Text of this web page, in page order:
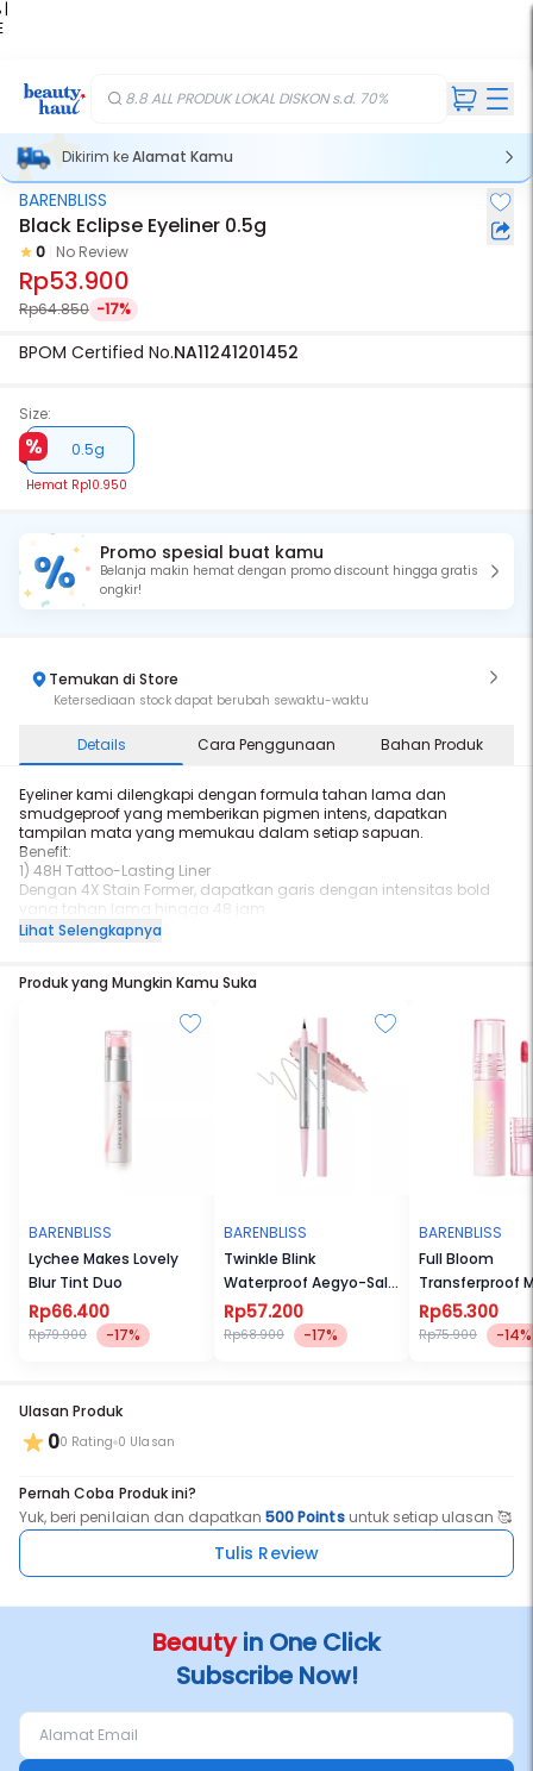
|
8.8 ALL PRODUK LOKAL DISKON s.d. 70%
Dikirim keAlamat Kamu
BARENBLISS
Black Eclipse Eyeliner 0.5g
0 No Review
Rp53.900
Rp64.850 -17%
BPOM Certified No.NA11241201452
Size:
0.5g
Hemat Rp10.950
Promo spesial buat kamu
Belanja makin hemat dengan promo discount hingga gratis
ongkir!
Temukan di Store
Ketersediaan stock dapat berubah sewaktu-waktu
Details Cara Penggunaan Bahan Produk
Eyeliner kami dilengkapi dengan formula tahan lama dan
smudgeproof yang memberikan pigmen intens, dapatkan
tampilan mata yang memukau dalam setiap sapuan.
Benefit:
1) 48H Tattoo-Lasting Liner
Dengan 4X Stain Former, dapatkan garis dengan intensitas bold
yang tahan lama hingga 48 jam.
2) Water-Smudge-Sweat-proof
3) Ultra Smooth Black Ink
Ink Tanker Technology.
4) 0.1mm Hypersharp Fiber Brush
Dilengkapi dengan 0.1mm Hypersharp Fiber brush; dirancang untuk
aplikasi presisi dan effortless.
Lihat Selengkapnya
Produk yang Mungkin Kamu Suka
BARENBLISS
Lychee Makes Lovely
Blur Tint Duo
Rp66.400
Rp79.900 -17%
BARENBLISS
Twinkle Blink
Waterproof Aegyo-Sal
Pen
Rp57.200
Rp68.900 -17%
BARENBLISS
Full Bloom
Transferproof
Tint
Rp65.300
Rp75.900 -14%
Ulasan Produk
00 Rating 0 Ulasan
Pernah Coba Produk ini?
Yuk, beri penilaian dan dapatkan500 Pointsuntuk setiap ulasan 🥰
Tulis Review
Beautyin One Click
Subscribe Now!